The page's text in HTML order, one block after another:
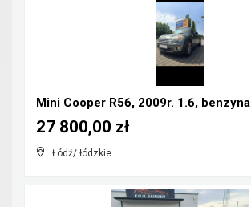
Mini Cooper R56, 2009r. 1.6, benzyna
Łódź/ łódzkie
27 800,00 zł